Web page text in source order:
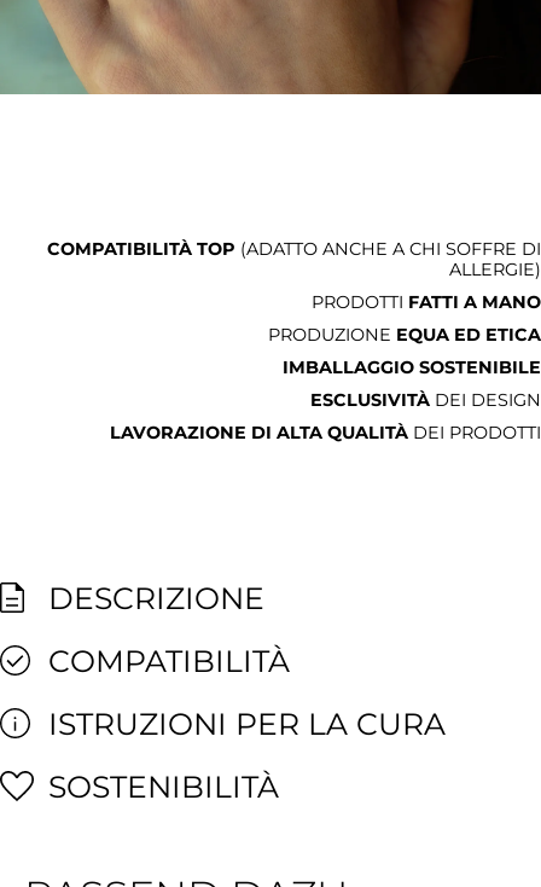
COMPATIBILITÀ TOP (ADATTO ANCHE A CHI SOFFRE DI
ALLERGIE)
PRODOTTI FATTI A MANO
PRODUZIONE EQUA ED ETICA
IMBALLAGGIO SOSTENIBILE
ESCLUSIVITÀ DEI DESIGN
LAVORAZIONE DI ALTA QUALITÀ DEI PRODOTTI
DESCRIZIONE
COMPATIBILITÀ
ISTRUZIONI PER LA CURA
SOSTENIBILITÀ